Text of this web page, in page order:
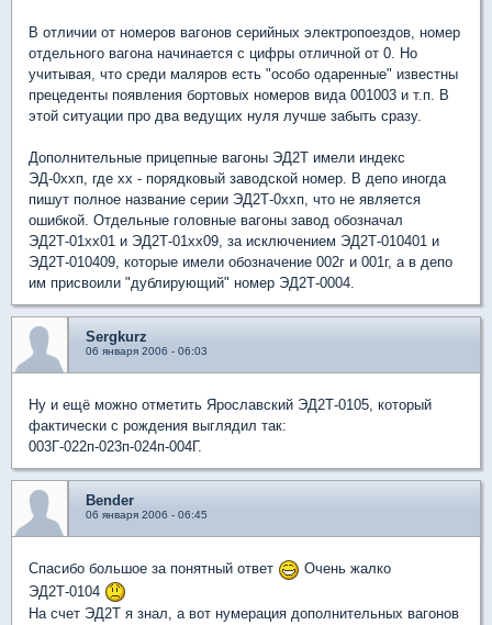
В отличии от номеров вагонов серийных электропоездов, номер
отдельного вагона начинается с цифры отличной от 0. Но
учитывая, что среди маляров есть "особо одаренные" известны
прецеденты появления бортовых номеров вида 001003 и т.п. В
этой ситуации про два ведущих нуля лучше забыть сразу.
Дополнительные прицепные вагоны ЭД2Т имели индекс
ЭД-0ххп, где хх - порядковый заводской номер. В депо иногда
пишут полное название серии ЭД2Т-0ххп, что не является
ошибкой. Отдельные головные вагоны завод обозначал
ЭД2Т-01хх01 и ЭД2Т-01хх09, за исключением ЭД2Т-010401 и
ЭД2Т-010409, которые имели обозначение 002г и 001г, а в депо
им присвоили "дублирующий" номер ЭД2Т-0004.
Sergkurz
06 января 2006 - 06:03
Ну и ещё можно отметить Ярославский ЭД2Т-0105, который
фактически с рождения выглядил так:
003Г-022п-023п-024п-004Г.
Bender
06 января 2006 - 06:45
Спасибо большое за понятный ответ
Очень жалко
ЭД2Т-0104
На счет ЭД2Т я знал, а вот нумерация дополнительных вагонов